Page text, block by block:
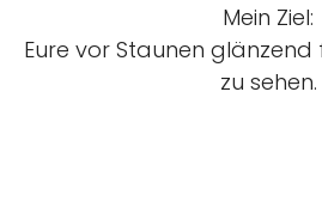
Mein Ziel:
Eure vor Staunen
zu sehen.